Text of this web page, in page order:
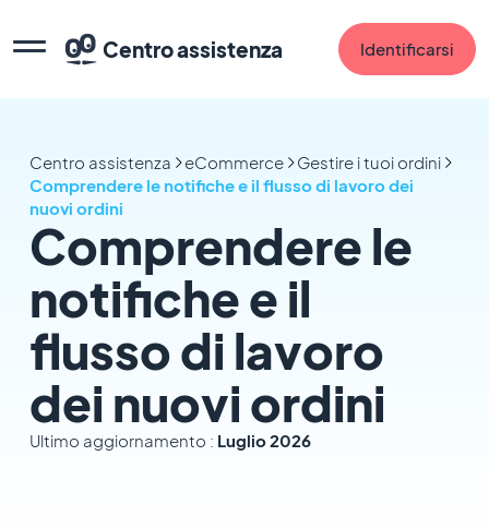
Centro assistenza Identificarsi
Centro assistenza eCommerce
Gestire i tuoi ordini
Comprendere le notifiche e il flusso di lavoro dei
nuovi ordini
Comprendere le
notifiche e il
flusso di lavoro
dei nuovi ordini
Ultimo aggiornamento : Luglio 2026